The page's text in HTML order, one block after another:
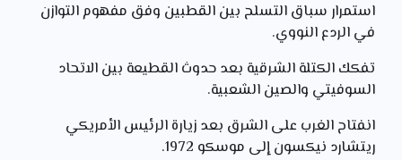
استمرار سباق التسلح بين القطبين وفق مفهوم التوازن
في الردع النووي.
تفكك الكتلة الشرقية بعد حدوث القطيعة بين الاتحاد
السوفيتي والصين الشعبية.
انفتاح الغرب على الشرق بعد زيارة الرئيس الأمريكي
ريتشارد نيكسون إلى موسكو 1972.